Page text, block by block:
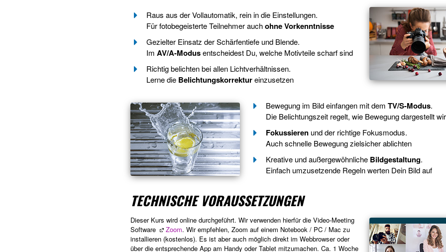
Raus aus der Vollautomatik, rein in die Einstellungen.
Für fotobegeisterte Teilnehmer auchohne Vorkenntnisse
Gezielter Einsatz der Schärfentiefe und Blende.
ImAV/A-Modusentscheidest Du, welche Motivteile scharf sind
Richtig belichten bei allen Lichtverhältnissen.
Lerne die Belichtungskorrektureinzusetzen
Bewegung im Bild einfangen mit demTV/S-Modus.
Die Belichtungszeit regelt, wie Bewegung dargestellt
Fokussieren und der richtige Fokusmodus.
Auch schnelle Bewegung zielsicher ablichten
Kreative und außergewöhnliche Bildgestaltung.
Einfach umzusetzende Regeln werten Dein Bild auf
TECHNISCHE VORAUSSETZUNGEN
Dieser Kurs wird online durchgeführt. Wir verwenden hierfür die Video-Meeting
Software
Zoom. Wir empfehlen, Zoom auf einem Notebook / PC / Mac zu
installieren (kostenlos). Es ist aber auch möglich direkt im Webbrowser oder
über die entsprechende App am Handy oder Tablet mitzumachen. Ca. 1 Woche